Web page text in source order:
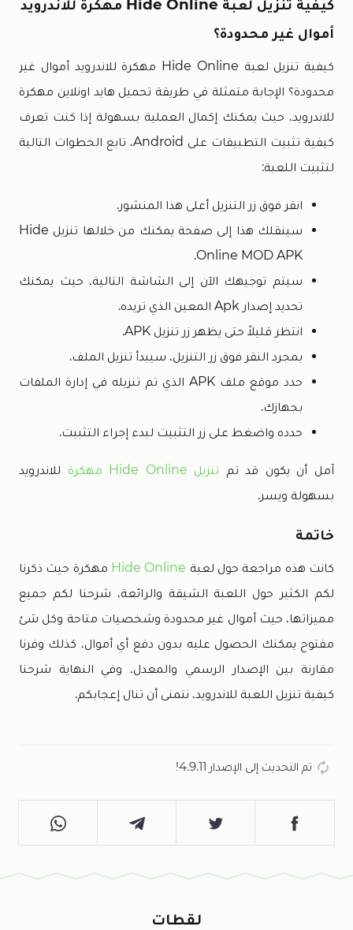
كيفية تنزيل لعبة Hide Online مهكرة للاندرويد
أموال غير محدودة؟
كيفية تنزيل لعبة Hide Online مهكرة للاندرويد أموال غير
محدودة؟ الإجابة متمثلة في طريقة تحميل هايد اونلاين مهكرة
للاندرويد، حيث يمكنك إكمال العملية بسهولة إذا كنت تعرف
كيفية تثبيت التطبيقات على Android، تابع الخطوات التالية
لتثبيت اللعبة:
انقر فوق زر التنزيل أعلى هذا المنشور.
سينقلك هذا إلى صفحة يمكنك من خلالها تنزيل Hide
Online MOD APK.
سيتم توجيهك الآن إلى الشاشة التالية، حيث يمكنك
تحديد إصدار Apk المعين الذي تريده.
انتظر قليلاً حتى يظهر زر تنزيل APK.
بمجرد النقر فوق زر التنزيل، سيبدأ تنزيل الملف.
حدد موقع ملف APK الذي تم تنزيله في إدارة الملفات
بجهازك.
حدده واضغط على زر التثبيت لبدء إجراء التثبيت.
آمل أن يكون قد تم تنزيل Hide Online مهكرة
للاندرويد
بسهولة ويسر.
خاتمة
كانت هذه مراجعة حول لعبة Hide Online مهكرة حيث ذكرنا
لكم الكثير حول اللعبة الشيقة والرائعة، شرحنا لكم جميع
مميزاتها، حيث أموال غير محدودة وشخصيات متاحة وكل شئ
مفتوح يمكنك الحصول عليه بدون دفع أي أموال، كذلك وفرنا
مقارنة بين الإصدار الرسمي والمعدل، وفي النهاية شرحنا
كيفية تنزيل اللعبة للاندرويد، نتمنى أن تنال إعجابكم.
تم التحديث إلى الإصدار 4.9.11!
لقطات